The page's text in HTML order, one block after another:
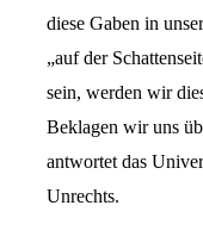
diese Gaben in
„auf der
sein, werden wir
Beklagen wir uns
antwortet das
Unrechts.